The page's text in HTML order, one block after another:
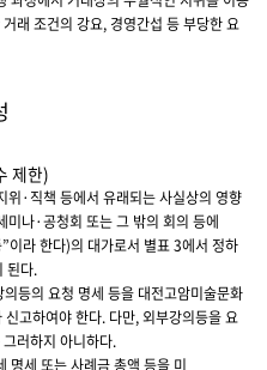
래 조건의 강요, 경영간섭 등 부당한 요
제한)
·직책 등에서 유래되는 사실상의 영향
나·공청회 또는 그 밖의 회의 등에
이라 한다)의 대가로서 별표 3에서 정하
된다.
등의 요청 명세 등을 대전고암미술문화
고하여야 한다. 다만, 외부강의등을 요
러하지 아니하다.
세 또는 사례금 총액 등을 미